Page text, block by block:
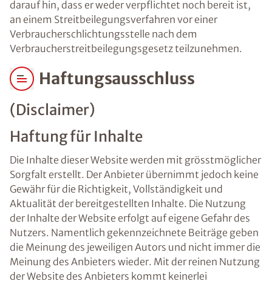
darauf hin, dass er weder verpflichtet noch bereit ist,
an einem Streitbeilegungsverfahren vor einer
Verbraucherschlichtungsstelle nach dem
Verbraucherstreitbeilegungsgesetz teilzunehmen.
Haftungsausschluss
(Disclaimer)
Haftung für Inhalte
Die Inhalte dieser Website werden mit grösstmöglicher
Sorgfalt erstellt. Der Anbieter übernimmt jedoch keine
Gewähr für die Richtigkeit, Vollständigkeit und
Aktualität der bereitgestellten Inhalte. Die Nutzung
der Inhalte der Website erfolgt auf eigene Gefahr des
Nutzers. Namentlich gekennzeichnete Beiträge geben
die Meinung des jeweiligen Autors und nicht immer die
Meinung des Anbieters wieder. Mit der reinen Nutzung
der Website des Anbieters kommt keinerlei